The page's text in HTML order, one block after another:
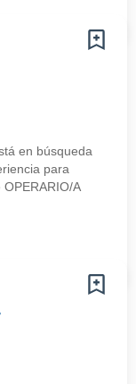
en búsqueda
para
A